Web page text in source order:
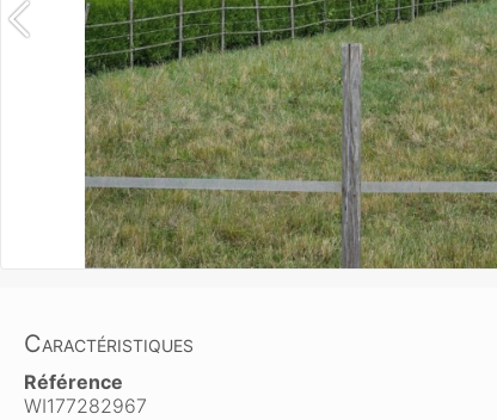
Caractéristiques
Référence
WI177282967